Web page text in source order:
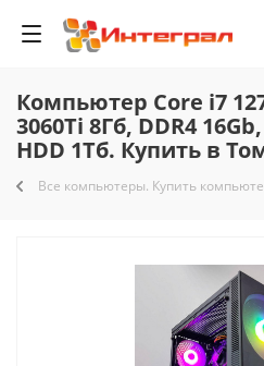
Компьютер Core i7
3060Ti 8Гб, DDR4
HDD 1Тб. Купить в
Все компьютеры. Купить